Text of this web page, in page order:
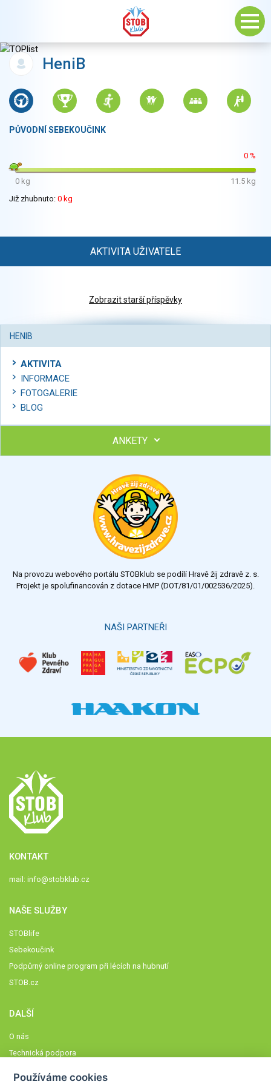
HeniB
PŮVODNÍ SEBEKOUČINK
0 %
0 kg
11.5 kg
Již zhubnuto: 0 kg
AKTIVITA UŽIVATELE
Zobrazit starší příspěvky
HENIB
AKTIVITA
INFORMACE
FOTOGALERIE
BLOG
ANKETY
Výsledky Všechny ankety
Na provozu webového portálu STOBklub se podílí Hravě žij zdravě z. s.
Projekt je spolufinancován z dotace HMP (DOT/81/01/002536/2025).
NAŠI PARTNEŘI
KONTAKT
mail: info@stobklub.cz
NAŠE SLUŽBY
STOBlife
Sebekoučink
Podpůrný online program při lécích na hubnutí
STOB.cz
DALŠÍ
O nás
Technická podpora
Používáme cookies